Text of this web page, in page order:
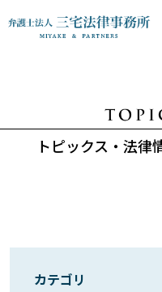
トピックス・法律
カテゴリ